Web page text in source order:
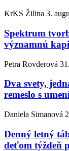
KrKS Žilina 3.
Spektrum
významnú
Petra Rovderová
Dva svety,
remeslo s
Daniela Simanová
Denný letný
deťom týždeň